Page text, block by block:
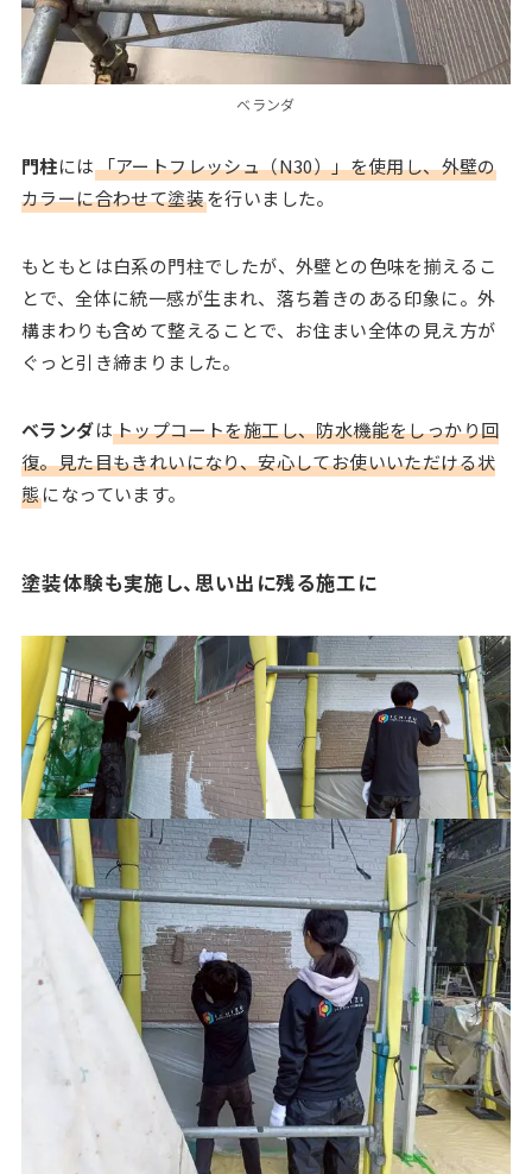
ベランダ
門柱には「アートフレッシュ（N30）」を使用し、外壁の
カラーに合わせて塗装を行いました。
もともとは白系の門柱でしたが、外壁との色味を揃えるこ
とで、全体に統一感が生まれ、落ち着きのある印象に。外
構まわりも含めて整えることで、お住まい全体の見え方が
ぐっと引き締まりました。
ベランダはトップコートを施工し、防水機能をしっかり回
復。見た目もきれいになり、安心してお使いいただける状
態になっています。
塗装体験も実施し、思い出に残る施工に